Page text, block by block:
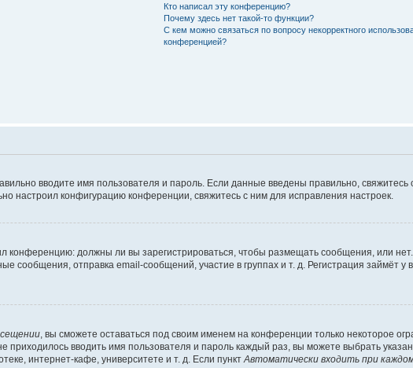
Кто написал эту конференцию?
Почему здесь нет такой-то функции?
С кем можно связаться по вопросу некорректного
конференцией?
вводите имя пользователя и пароль. Если данные введены правильно,
настроил конфигурацию конференции, свяжитесь с ним для исправления настроек.
конференцию: должны ли вы зарегистрироваться, чтобы размещать сообщения, или
отправка email-сообщений, участие в группах и т. д. Регистрация займёт у
, вы сможете оставаться под своим именем на конференции только некоторое
приходилось вводить имя пользователя и пароль каждый раз, вы можете выбрать
интернет-кафе, университете и т. д. Если пунктАвтоматически входить при